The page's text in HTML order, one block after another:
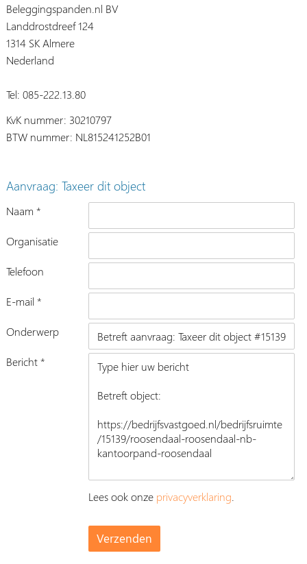
Beleggingspanden.nl BV
Landdrostdreef 124
1314 SK Almere
Nederland
Tel: 085-222.13.80
KvK nummer: 30210797
BTW nummer: NL815241252B01
Aanvraag: Taxeer dit object
Naam *
Organisatie
Telefoon
E-mail *
Onderwerp
Bericht *
Lees ook onze privacyverklaring